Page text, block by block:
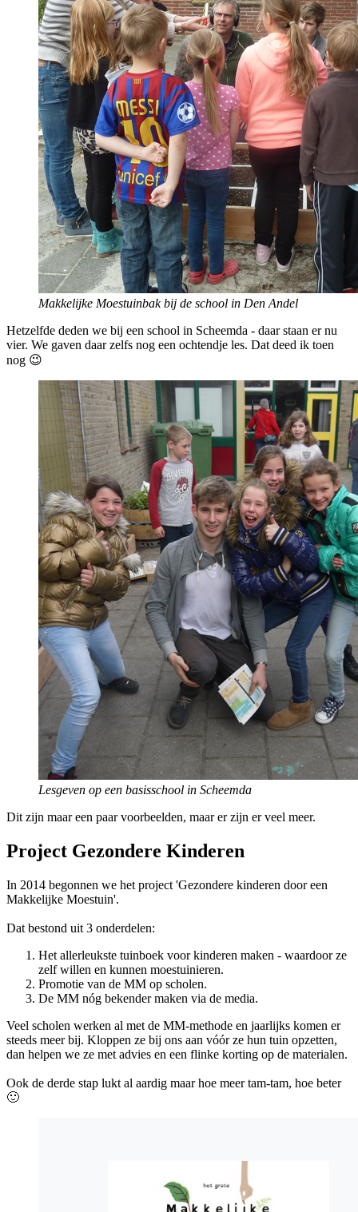
Makkelijke Moestuinbak bij de school in Den Andel
Hetzelfde deden we bij een school in Scheemda - daar staan er nu
vier. We gaven daar zelfs nog een ochtendje les. Dat deed ik toen
nog 😉
Lesgeven op een basisschool in Scheemda
Dit zijn maar een paar voorbeelden, maar er zijn er veel meer.
Project Gezondere Kinderen
In 2014 begonnen we het project 'Gezondere kinderen door een
Makkelijke Moestuin'.
Dat bestond uit 3 onderdelen:
Het allerleukste tuinboek voor kinderen maken - waardoor ze
zelf willen en kunnen moestuinieren.
Promotie van de MM op scholen.
De MM nóg bekender maken via de media.
Veel scholen werken al met de MM-methode en jaarlijks komen er
steeds meer bij. Kloppen ze bij ons aan vóór ze hun tuin opzetten,
dan helpen we ze met advies en een flinke korting op de materialen.
Ook de derde stap lukt al aardig maar hoe meer tam-tam, hoe beter
🙂